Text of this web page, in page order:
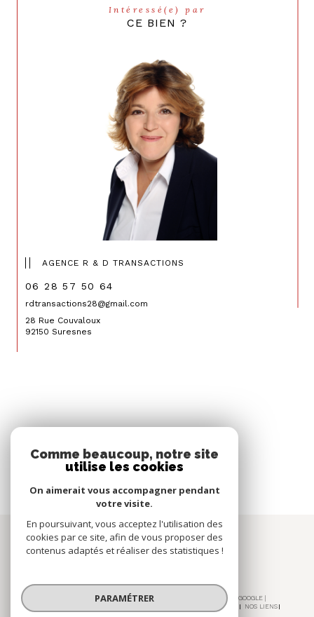
Intéressé(e) par
CE BIEN ?
AGENCE R & D TRANSACTIONS
06 28 57 50 64
rdtransactions28@gmail.com
28 Rue Couvaloux
92150 Suresnes
PROPRIÉTAIRE
© 2026 | TOUS DROITS RÉSERVÉS | TRADUCTION POWERED BY GOOGLE |
ADMIN
NOS LIENS
Comme beaucoup, notre site
utilise les cookies
On aimerait vous accompagner pendant
votre visite.
En poursuivant, vous acceptez l'utilisation des
cookies par ce site, afin de vous proposer des
contenus adaptés et réaliser des statistiques !
PARAMÉTRER